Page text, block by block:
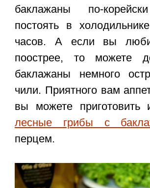
баклажаны по-
постоять в
часов. А если вы
поострее, то можете
баклажаны немного
чили. Приятного вам
вы можете приготовить
лесные грибы с
перцем.